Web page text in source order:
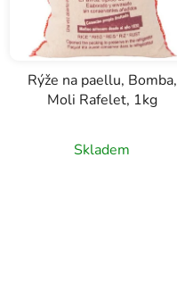
Rýže na paellu, Bomba,
Moli Rafelet, 1kg
hodnocení
Skladem